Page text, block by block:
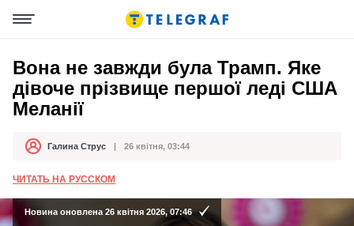
Вона не завжди була Трамп. Яке
дівоче прізвище першої леді США
Меланії
АвторГалина Струс
Дата публікації 26 квітня, 03:44
ЧИТАТЬ НА РУССКОМ
Новина оновлена 26 квітня 2026, 07:46